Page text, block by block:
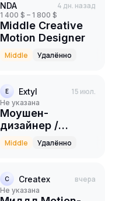
NDA 4 дн. назад
1 400 $ – 1 800 $
Middle Creative
Motion Designer
Middle Удалённо
E Extyl 15 июл.
Не указана
Моушен-
дизайнер /
Проектная
работа /
Middle Удалённо
C Createx вчера
Не указана